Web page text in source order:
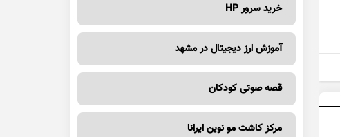
خرید سرور HP
آموزش ارز دیجیتال در مشهد
قصه صوتی کودکان
مرکز کاشت مو نوین ایرانا